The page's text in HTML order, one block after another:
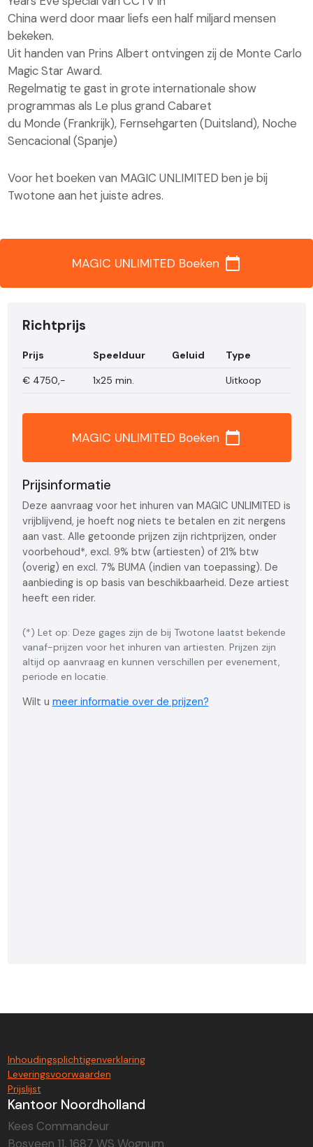
China werd door maar liefs een half miljard mensen
bekeken.
Uit handen van Prins Albert ontvingen zij de Monte Carlo
Magic Star Award.
Regelmatig te gast in grote internationale show
programmas als Le plus grand Cabaret
du Monde (Frankrijk), Fernsehgarten (Duitsland), Noche
Sencacional (Spanje)
Voor het boeken van MAGIC UNLIMITED ben je bij
Twotone aan het juiste adres.
MAGIC UNLIMITED Boeken calendar_today
Richtprijs
Prijs Speelduur Geluid
Type
€ 4750,- 1x25 min. Uitkoop
MAGIC UNLIMITED Boeken calendar_today
Prijsinformatie
Deze aanvraag voor het inhuren van MAGIC UNLIMITED is
vrijblijvend, je hoeft nog niets te betalen en zit nergens
aan vast. Alle getoonde prijzen zijn richtprijzen, onder
voorbehoud*, excl. 9% btw (artiesten) of 21% btw
(overig) en excl. 7% BUMA (indien van toepassing). De
aanbieding is op basis van beschikbaarheid. Deze artiest
heeft een rider.
(*) Let op: Deze gages zijn de bij Twotone laatst bekende
vanaf-prijzen voor het inhuren van artiesten. Prijzen zijn
altijd op aanvraag en kunnen verschillen per evenement,
periode en locatie.
Wilt u meer informatie over de prijzen?
Inhoudingsplichtigenverklaring
Leveringsvoorwaarden
Prijslijst
Kantoor Noordholland
Kees Commandeur
Bosveen 11, 1687 WS Wognum